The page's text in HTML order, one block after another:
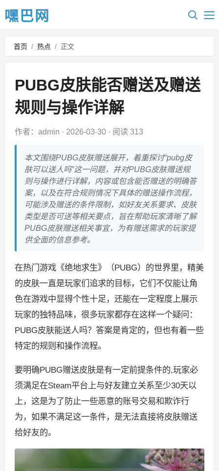
嘿巴网
首页 / 热点 / 正文
PUBG皮肤能否赠送及赠送
规则与操作详解
作者：admin · 2026-03-30· 阅读 313
本文围绕PUBG皮肤赠送展开，着重探讨“pubg皮
肤可以送人吗”这一问题，并对PUBG皮肤赠送规
则与操作进行详解，内容或包含能否赠送的明确答
案，以及在符合规则情况下具体的赠送操作流程，
可能涉及赠送的条件限制，如好友关系要求、皮肤
类型是否可送等相关要点，旨在帮助玩家清晰了解
PUBG皮肤赠送相关事宜，为有赠送需求的玩家提
供全面的信息参考。
在热门游戏《绝地求生》（PUBG）的世界里，精美
的皮肤一直是玩家们追求的目标，它们不仅能让角
色在游戏中显得个性十足，还能在一定程度上展示
玩家的独特品味，很多玩家都存在这样一个疑问：
PUBG皮肤能送人吗？答案是肯定的，但也有着一些
特定的规则和操作流程。
要明确PUBG赠送皮肤是有一定前提条件的,玩家必
须满足在Steam平台上与好友建立关系至少30天以
上，这是为了防止一些恶意的账号交易和欺诈行
为，如果不满足这一条件，是无法直接将皮肤赠送
给好友的。